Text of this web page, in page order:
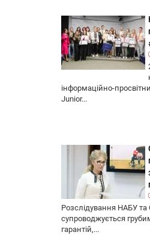
інформаційно-
Junior...
Розслідування НАБУ
супроводжується
гарантій,...